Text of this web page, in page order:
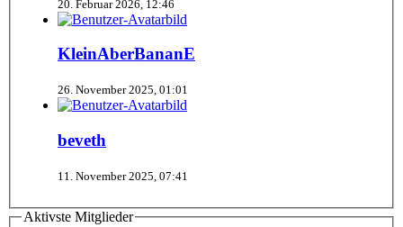
20. Februar 2026, 12:46
KleinAberBananE
26. November 2025, 01:01
beveth
11. November 2025, 07:41
Aktivste Mitglieder